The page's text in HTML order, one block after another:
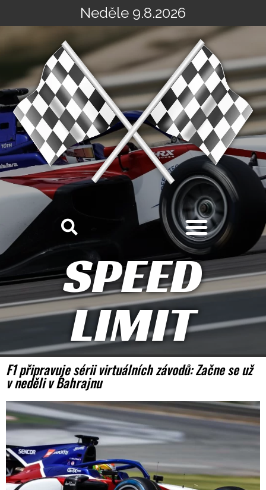
na
Neděle 9.8.2026
SPEED
LIMIT
F1 připravuje sérii virtuálních závodů: Začne se už
v neděli v Bahrajnu